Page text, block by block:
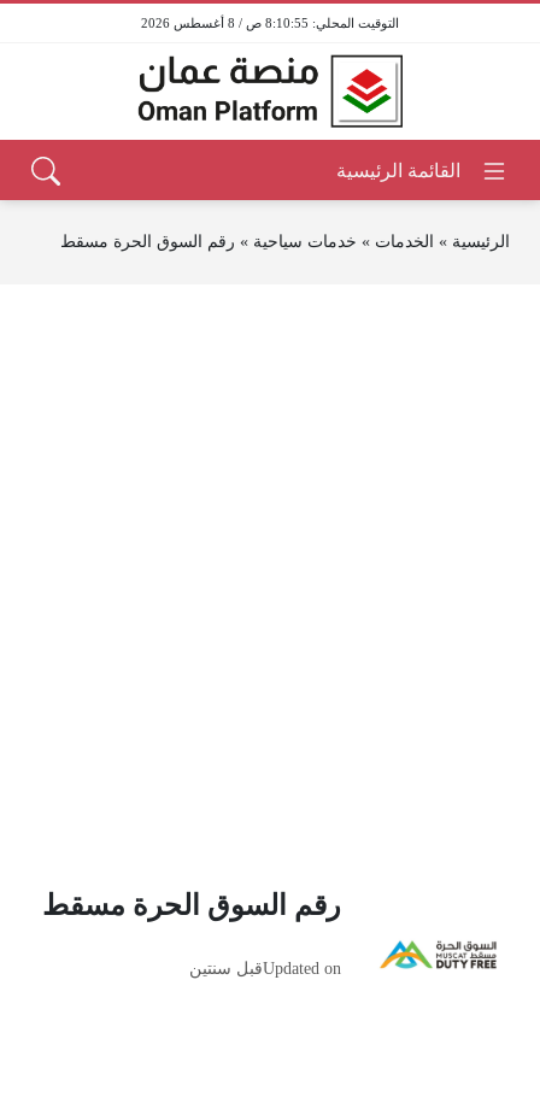
8:10:55 ص / 8 أغسطس 2026
الرئيسية » الخدمات » خدمات سياحية » رقم السوق الحرة مسقط
رقم السوق الحرة مسقط
Updated onقبل سنتين